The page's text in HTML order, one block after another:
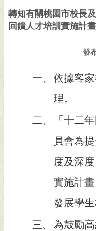
轉知有關桃園市校長
回饋人才培訓實施計畫
發
一、 依據客
理。
二、
「十二
員會為
度及深
實施計
發展學
三、 為鼓勵